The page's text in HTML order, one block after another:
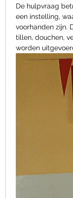
De hulpvraag
een instelling,
voorhanden zijn.
tillen, douchen,
worden